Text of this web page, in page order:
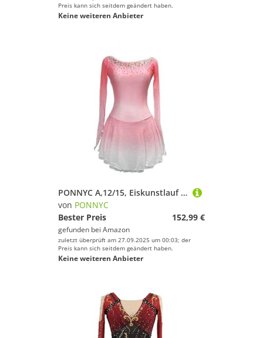
Preis kann sich seitdem geändert haben.
Keine weiteren Anbieter
PONNYC A,12/15, Eiskunstlauf Kleid Für Mädchen Eislaufbekleidung Für Wettkämpfe Farbverlauf Rollschuhbekleidung Rhythmische Gymnastik Trikots Mit Glänzenden Strasssteinen
von PONNYC
Bester Preis
152,99 €
gefunden bei Amazon
zuletzt überprüft am 27.09.2025 um 00:03; der
Preis kann sich seitdem geändert haben.
Keine weiteren Anbieter